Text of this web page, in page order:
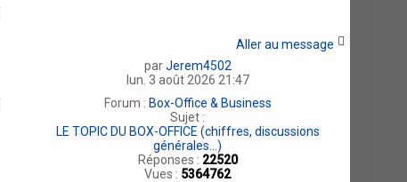
Aller au message
parJerem4502
lun. 3 août 2026 21:47
Forum : Box-Office & Business
Sujet :
LE TOPIC DU BOX-OFFICE (chiffres, discussions
générales...)
Réponses : 22520
Vues : 5364762